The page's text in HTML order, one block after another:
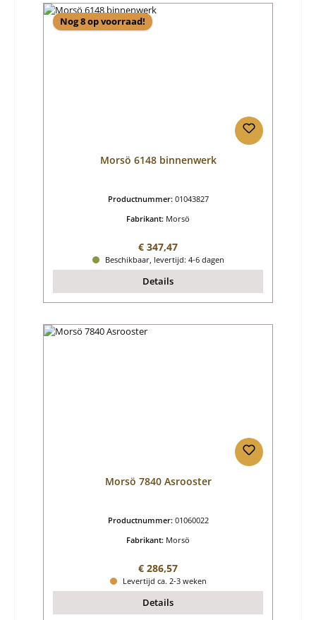
Nog 8 op voorraad!
Morsö 6148 binnenwerk
Productnummer: 01043827
Fabrikant: Morsö
Normale prijs:
€ 347,47
Beschikbaar, levertijd: 4-6 dagen
Details
Morsö 7840 Asrooster
Productnummer: 01060022
Fabrikant: Morsö
Normale prijs:
€ 286,57
Levertijd ca. 2-3 weken
Details